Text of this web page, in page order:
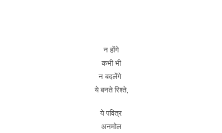
न होंगे
कभी भी
न बदलेंगे
ये बनते रिश्ते,
ये पवित्र
अनमोल